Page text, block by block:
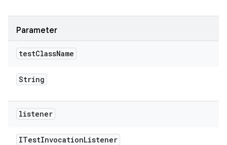
Parameter
testClassName
String
listener
ITestInvocationListener